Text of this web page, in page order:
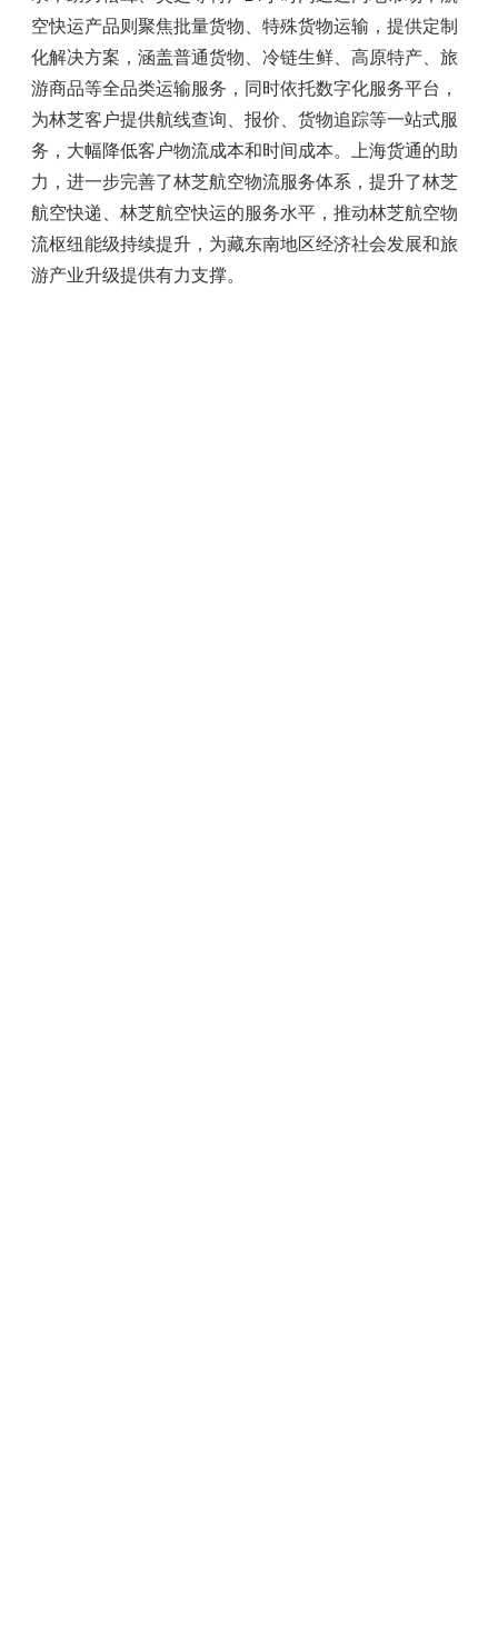
空快运产品则聚焦批量货物、特殊货物运输，提供定制
化解决方案，涵盖普通货物、冷链生鲜、高原特产、旅
游商品等全品类运输服务，同时依托数字化服务平台，
为林芝客户提供航线查询、报价、货物追踪等一站式服
务，大幅降低客户物流成本和时间成本。上海货通的助
力，进一步完善了林芝航空物流服务体系，提升了林芝
航空快递、林芝航空快运的服务水平，推动林芝航空物
流枢纽能级持续提升，为藏东南地区经济社会发展和旅
游产业升级提供有力支撑。